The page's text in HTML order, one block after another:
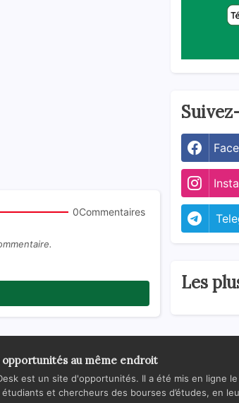
0Commentaires
Les
opportunités au même endroit
est un site d'opportunités. Il a été mis en ligne
et chercheurs des bourses d’études, en